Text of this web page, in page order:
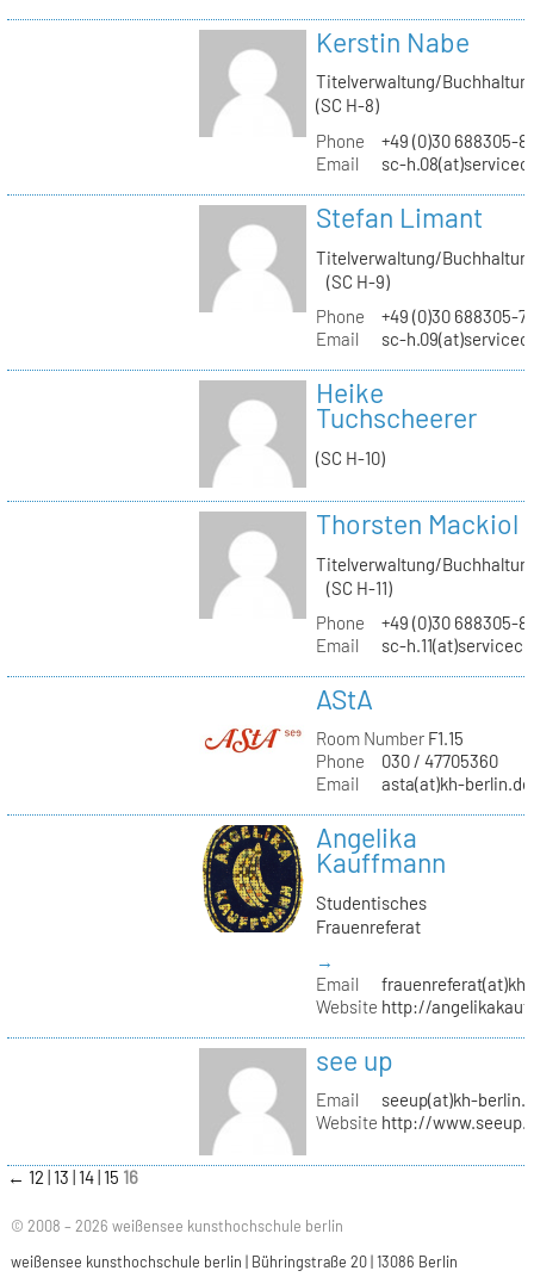
Kerstin Nabe
Titelverwaltung/
(SC H-8)
Phone
+49 (0)30 688305-
Email
sc-
Stefan Limant
Titelverwaltung/
(SC H-9)
Phone
+49 (0)30 688305-
Email
sc-
Heike
Tuchscheerer
(SC H-10)
Thorsten Mackiol
Titelverwaltung/
(SC H-11)
Phone
+49 (0)30 688305-
Email
sc-
AStA
Room NumberF1.15
Phone
030 / 47705360
Email
asta(at)kh-berlin.de
Angelika
Kauffmann
Studentisches
Frauenreferat
→
Email
Website http://
see up
Email
seeup(at)kh-
Website http://
← 12 13 14 15 16
© 2008 – 2026 weißensee kunsthochschule berlin
weißensee kunsthochschule berlin | Bühringstraße 20 | 13086 Berlin